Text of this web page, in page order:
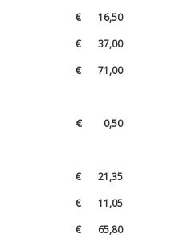
€ 16,50
€ 37,00
€ 71,00
€ 0,50
€ 21,35
€ 11,05
€ 65,80